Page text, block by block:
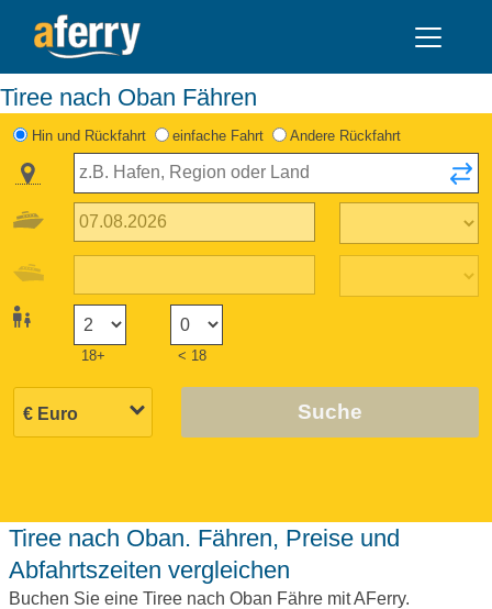
Tiree nach Oban Fähren
Hin und Rückfahrt einfache Fahrt Andere Rückfahrt
18+ < 18
Suche
Tiree nach Oban. Fähren, Preise und
Abfahrtszeiten vergleichen
Buchen Sie eine Tiree nach Oban Fähre mit AFerry.